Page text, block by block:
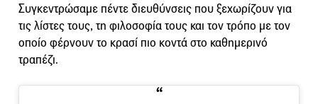
Συγκεντρώσαμε πέντε διευθύνσεις που ξεχωρίζουν για
τις λίστες τους, τη φιλοσοφία τους και τον τρόπο με τον
οποίο φέρνουν το κρασί πιο κοντά στο καθημερινό
τραπέζι.